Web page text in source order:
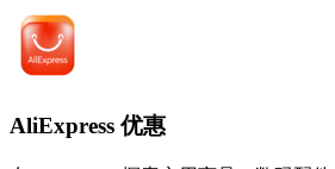
AliExpress 优惠